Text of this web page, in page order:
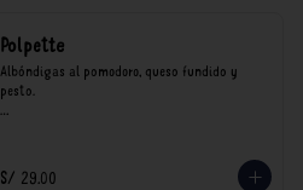
Polpette
Albóndigas al pomodoro, queso fundido y
pesto.
consumo.
S/ 29.00